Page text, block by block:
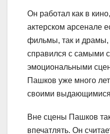
Он работал как в
актерском арсенале
фильмы, так и драмы,
справился с самыми
эмоциональными
Пашков уже много
своими
Вне сцены Пашков
впечатлять. Он